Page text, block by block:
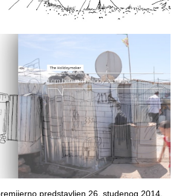
predstavljen 26. studenog 2014.